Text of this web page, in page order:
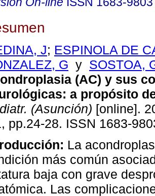
J; ESPINOLA DE
G y SOSTOA,
(AC) y sus
a propósito
(Asunción) [online].
pp.24-28. ISSN 1683-
La
más común
baja con grave
Las